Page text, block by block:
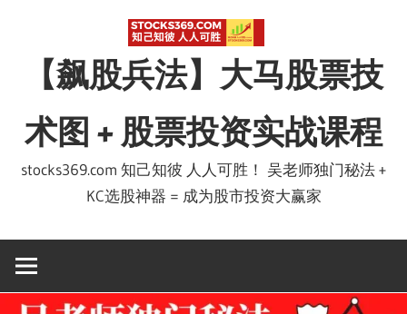
【飙股兵法】大马股票技
术图 + 股票投资实战课程
stocks369.com 知己知彼 人人可胜！ 吴老师独门秘法 +
KC选股神器 = 成为股市投资大赢家